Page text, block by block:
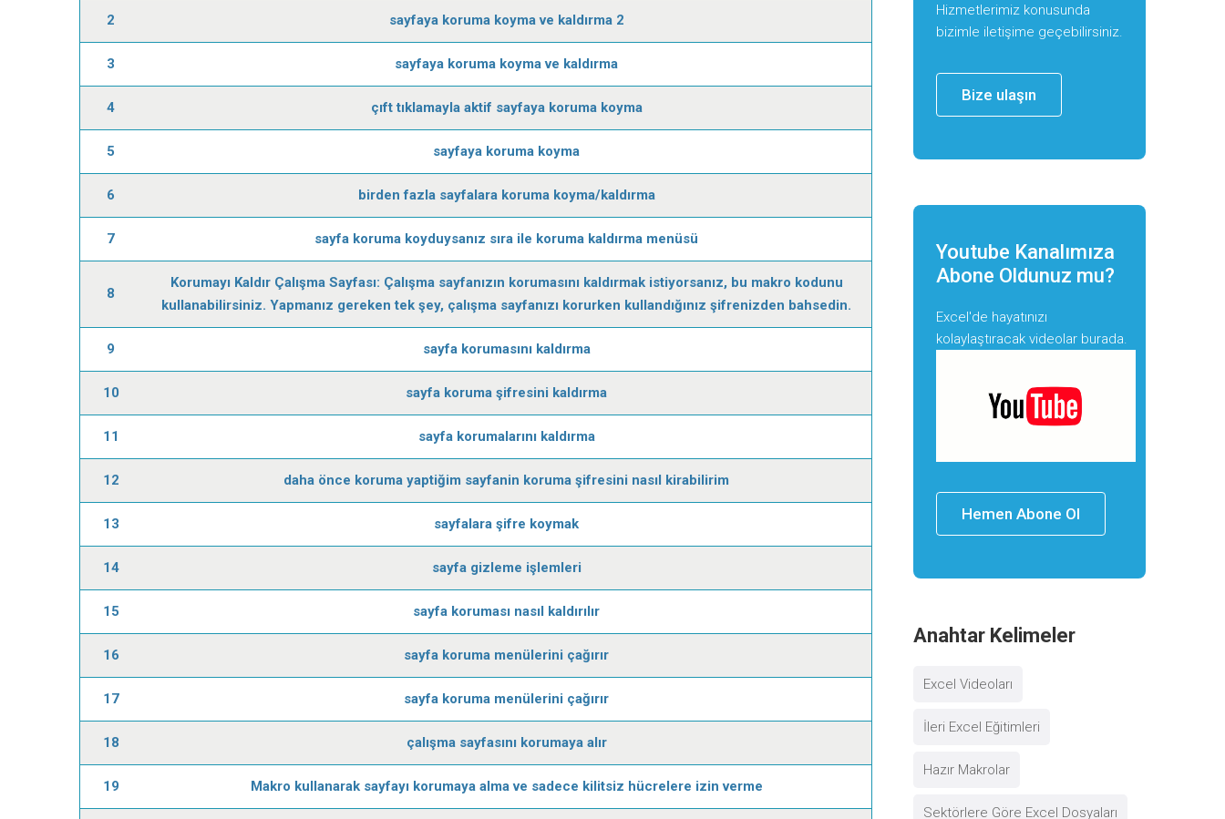
2 sayfaya koruma koyma ve kaldırma 2
3 sayfaya koruma koyma ve kaldırma
4 çıft tıklamayla aktif sayfaya koruma koyma
5 sayfaya koruma koyma
6 birden fazla sayfalara koruma koyma/kaldırma
7 sayfa koruma koyduysanız sıra ile koruma kaldırma menüsü
8
Korumayı Kaldır Çalışma Sayfası: Çalışma sayfanızın korumasını kaldırmak istiyorsanız, bu makro kodunu
kullanabilirsiniz. Yapmanız gereken tek şey, çalışma sayfanızı korurken kullandığınız şifrenizden bahsedin.
9 sayfa korumasını kaldırma
10 sayfa koruma şifresini kaldırma
11 sayfa korumalarını kaldırma
12 daha önce koruma yaptiğim sayfanin koruma şifresini nasıl kirabilirim
13 sayfalara şifre koymak
14 sayfa gizleme işlemleri
15 sayfa koruması nasıl kaldırılır
16 sayfa koruma menülerini çağırır
17 sayfa koruma menülerini çağırır
18 çalışma sayfasını korumaya alır
19 Makro kullanarak sayfayı korumaya alma ve sadece kilitsiz hücrelere izin verme
Hizmetlerimiz konusunda
bizimle iletişime geçebilirsiniz.
Bize ulaşın
Youtube Kanalımıza
Abone Oldunuz mu?
Excel'de hayatınızı
kolaylaştıracak videolar burada.
Hemen Abone Ol
Anahtar Kelimeler
Excel Videoları
İleri Excel Eğitimleri
Hazır Makrolar
Sektörlere Göre Excel Dosyaları